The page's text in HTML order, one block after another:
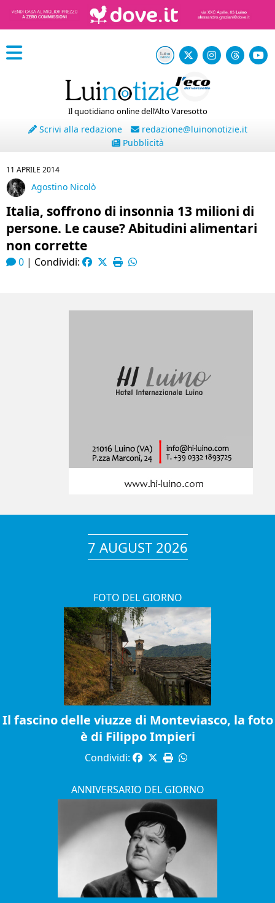
Il quotidiano online dell’Alto Varesotto
Scrivi alla redazione
redazione@luinonotizie.it
Pubblicità
11 APRILE 2014
Agostino Nicolò
Italia, soffrono di insonnia 13 milioni di
persone. Le cause? Abitudini alimentari
non corrette
0 | Condividi:
7 AUGUST 2026
FOTO DEL GIORNO
Il fascino delle viuzze di Monteviasco, la foto
è di Filippo Impieri
Condividi:
ANNIVERSARIO DEL GIORNO